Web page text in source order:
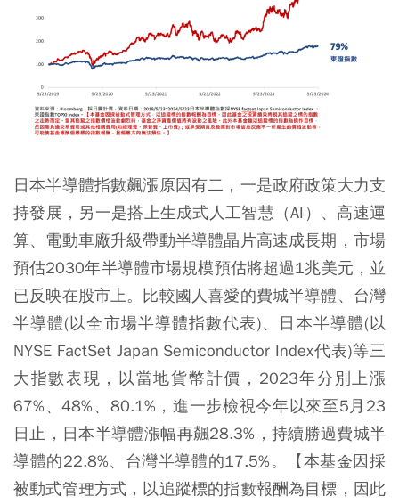
日本半導體指數飆漲原因有二，一是政府政策大力支
持發展，另一是搭上生成式人工智慧（AI）、高速運
算、電動車廠升級帶動半導體晶片高速成長期，市場
預估2030年半導體市場規模預估將超過1兆美元，並
已反映在股市上。比較國人喜愛的費城半導體、台灣
半導體(以全市場半導體指數代表)、日本半導體(以
NYSE FactSet Japan Semiconductor Index代表)等三
大指數表現，以當地貨幣計價，2023年分別上漲
67%、48%、80.1%，進一步檢視今年以來至5月23
日止，日本半導體漲幅再飆28.3%，持續勝過費城半
導體的22.8%、台灣半導體的17.5%。【本基金因採
被動式管理方式，以追蹤標的指數報酬為目標，因此